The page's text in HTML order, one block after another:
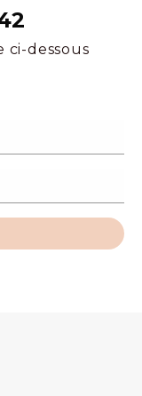
ci-dessous